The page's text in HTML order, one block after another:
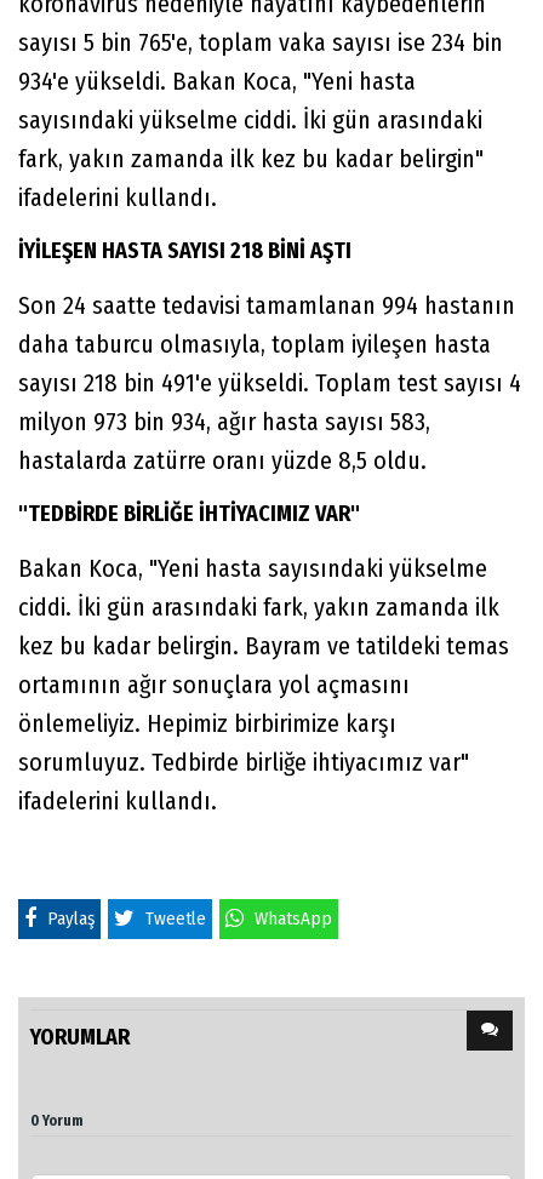
sayısı 5 bin 765'e, toplam vaka sayısı ise 234 bin
934'e yükseldi. Bakan Koca, "Yeni hasta
sayısındaki yükselme ciddi. İki gün arasındaki
fark, yakın zamanda ilk kez bu kadar belirgin"
ifadelerini kullandı.
İYİLEŞEN HASTA SAYISI 218 BİNİ AŞTI
Son 24 saatte tedavisi tamamlanan 994 hastanın
daha taburcu olmasıyla, toplam iyileşen hasta
sayısı 218 bin 491'e yükseldi. Toplam test sayısı 4
milyon 973 bin 934, ağır hasta sayısı 583,
hastalarda zatürre oranı yüzde 8,5 oldu.
"TEDBİRDE BİRLİĞE İHTİYACIMIZ VAR"
Bakan Koca, "Yeni hasta sayısındaki yükselme
ciddi. İki gün arasındaki fark, yakın zamanda ilk
kez bu kadar belirgin. Bayram ve tatildeki temas
ortamının ağır sonuçlara yol açmasını
önlemeliyiz. Hepimiz birbirimize karşı
sorumluyuz. Tedbirde birliğe ihtiyacımız var"
ifadelerini kullandı.
Paylaş Tweetle WhatsApp
YORUMLAR
0 Yorum